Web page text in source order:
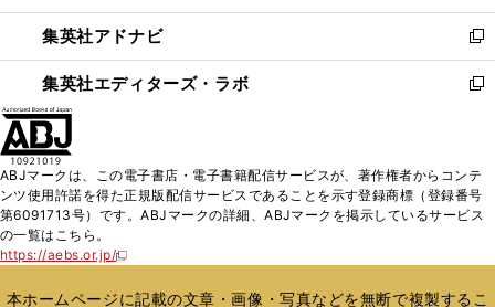
開
く
ウ
で
開
く
ン
ド
ウ
で
ウ
ィ
ン
ド
く
集英社アドナビ
新
し
い
ド
ウ
で
集英社エディターズ・ラボ
新
ィ
ン
ド
開
ABJマークは、この電子書店・電子書籍配信サービスが、著作権者からコンテ
ンツ使用許諾を得た正規版配信サービスであることを示す登録商標（登録番号
第6091713号）です。ABJマークの詳細、ABJマークを掲示しているサービス
の一覧はこちら。
https://aebs.or.jp/
新
い
本ホームページに記載の文章・画像・写真などを無断で複製するこ